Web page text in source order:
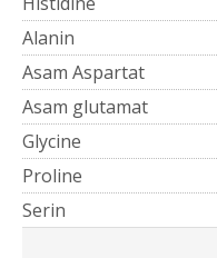
Alanin
Asam Aspartat
Asam glutamat
Glycine
Proline
Serin